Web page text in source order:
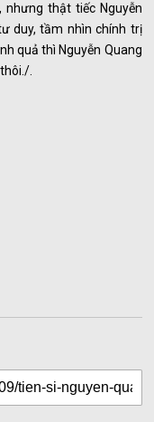
thật tiếc Nguyễn
duy, tầm nhìn chính trị
quả thì Nguyễn Quang
.